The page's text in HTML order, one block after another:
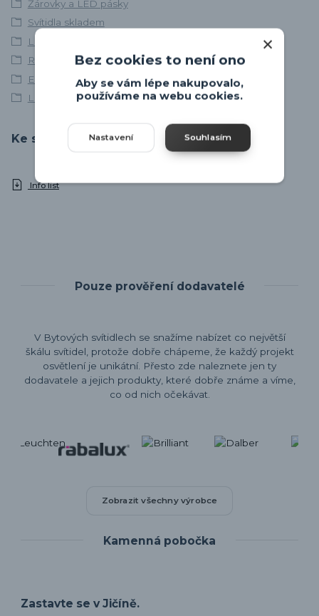
Žárovky a LED pásky
Svítidla skladem
LED žárovky
Retro LED žárovky
Emos
LED žárovky E14
Ke stažení
Info list
Pouze prověření dodavatelé
V Bytových svítidlech se snažíme nabízet co největší
škálu svítidel, protože dobře chápeme, že každý projekt
osvětlení je unikátní. Přesto zde naleznete jen ty
dodavatele a jejich produkty, které dobře známe a víme,
co od nich očekávat.
Zobrazit všechny výrobce
Kamenná pobočka
Zastavte se v Jičíně.
Bez cookies to není ono
Aby se vám lépe nakupovalo,
používáme na webu cookies.
Nastavení Souhlasím